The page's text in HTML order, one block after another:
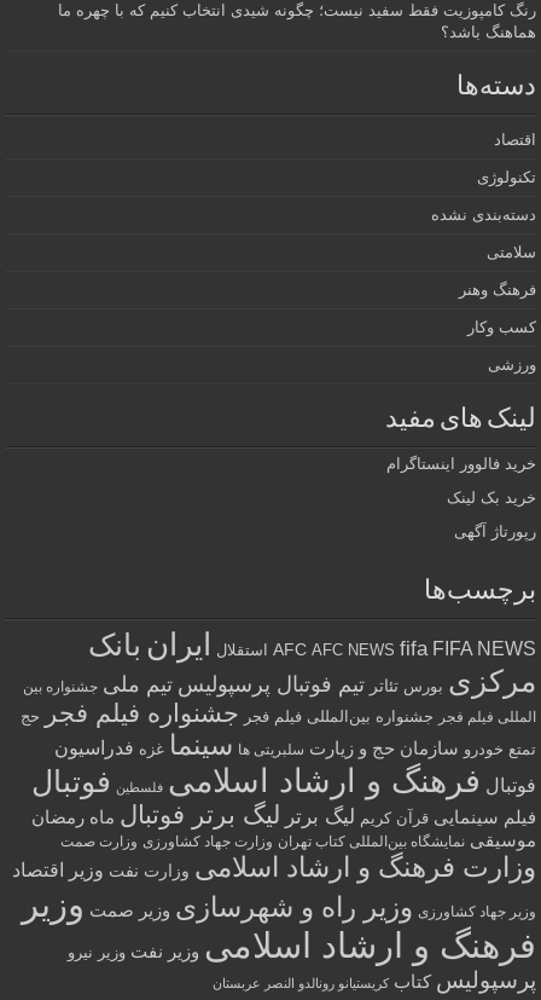
رنگ کامپوزیت فقط سفید نیست؛ چگونه شیدی انتخاب کنیم که با چهره ما
هماهنگ باشد؟
دسته‌ها
اقتصاد
تکنولوژی
دسته‌بندی نشده
سلامتی
فرهنگ وهنر
کسب وکار
ورزشی
لینک های مفید
خرید فالوور اینستاگرام
خرید بک لینک
رپورتاژ آگهی
برچسب‌ها
AFC AFC NEWS fifa FIFA NEWS استقلال ایران بانک
مرکزی بورس تئاتر تیم فوتبال پرسپولیس تیم ملی جشنواره بین
المللی فیلم فجر جشنواره بین‌المللی فیلم فجر جشنواره فیلم فجر
حج
تمتع خودرو سازمان حج و زیارت سلبریتی ها سینما غزه فدراسیون
فوتبال فرهنگ و ارشاد اسلامی فلسطین فوتبال
فیلم سینمایی قرآن کریم لیگ برتر لیگ برتر فوتبال ماه رمضان
موسیقی نمایشگاه بین‌المللی کتاب تهران وزارت جهاد کشاورزی وزارت صمت
وزارت فرهنگ و ارشاد اسلامی وزارت نفت وزیر اقتصاد
وزیر جهاد کشاورزی وزیر راه و شهرسازی وزیر صمت وزیر
فرهنگ و ارشاد اسلامی وزیر نفت وزیر نیرو
پرسپولیس کتاب کریستیانو رونالدو النصر عربستان